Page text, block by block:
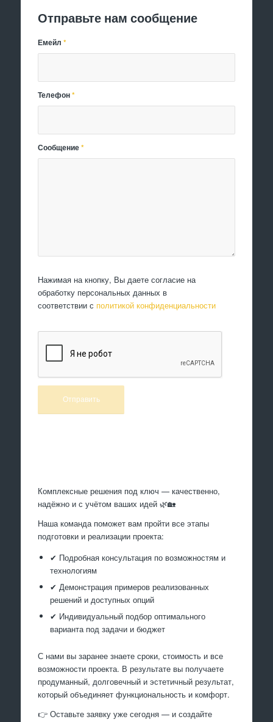
Отправьте нам сообщение
Емейл*
Телефон*
Сообщение*
Нажимая на кнопку, Вы даете согласие на
обработку персональных данных в
соответствии с политикой конфиденциальности
Комплексные решения под ключ — качественно,
надёжно и с учётом ваших идей 🌿🏡
Наша команда поможет вам пройти все этапы
подготовки и реализации проекта:
✔ Подробная консультация по возможностям и
технологиям
✔ Демонстрация примеров реализованных
решений и доступных опций
✔ Индивидуальный подбор оптимального
варианта под задачи и бюджет
С нами вы заранее знаете сроки, стоимость и все
возможности проекта. В результате вы получаете
продуманный, долговечный и эстетичный результат,
который объединяет функциональность и комфорт.
👉 Оставьте заявку уже сегодня — и создайте